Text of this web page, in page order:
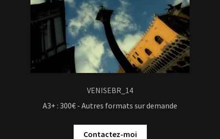
VENISEBR_14
A3+ : 300€ - Autres formats sur demande
Contactez-moi